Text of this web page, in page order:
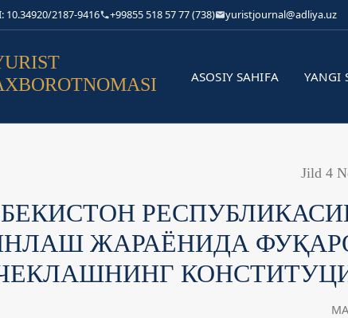
10.34920/2187-9416 +99855 518 57 77 (738) yuristjournal@adliya.uz
ASOSIY SAHIFA YANGI
Jild 4
ЖАРАЁНИДА